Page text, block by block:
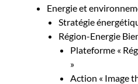
Energie et
Stratégie
Région-Energie
Plateforme «
»
Action « Image